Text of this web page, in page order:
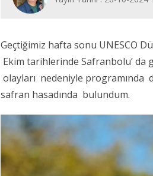
Geçtiğimiz hafta sonu UNESCO
Ekim tarihlerinde Safranbolu’
olayları nedeniyle programında
safran hasadında bulundum.